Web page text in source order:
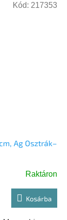
Ag Osztrák–
Raktáron
Kosárba
Kód: 217353